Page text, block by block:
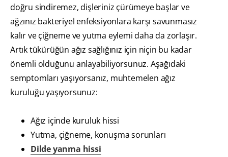
doğru sindiremez, dişleriniz çürümeye başlar ve
ağzınız bakteriyel enfeksiyonlara karşı savunmasız
kalır ve çiğneme ve yutma eylemi daha da zorlaşır.
Artık tükürüğün ağız sağlığınız için niçin bu kadar
önemli olduğunu anlayabiliyorsunuz. Aşağıdaki
semptomları yaşıyorsanız, muhtemelen ağız
kuruluğu yaşıyorsunuz:
Ağız içinde kuruluk hissi
Yutma, çiğneme, konuşma sorunları
Dilde yanma hissi